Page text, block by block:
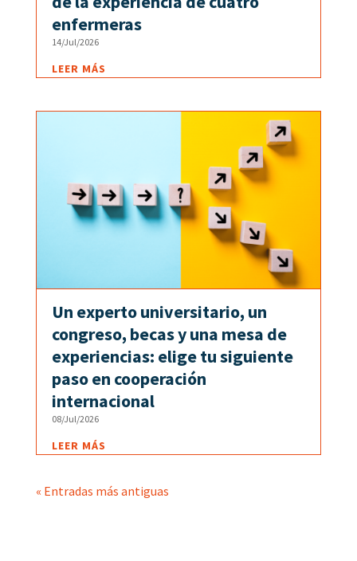
enfermeras
14/Jul/2026
LEER MÁS
Un experto universitario, un
congreso, becas y una mesa de
experiencias: elige tu siguiente
paso en cooperación
internacional
08/Jul/2026
LEER MÁS
« Entradas más antiguas